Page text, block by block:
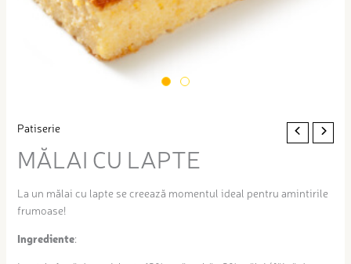
Patiserie
MĂLAI CU LAPTE
La un mălai cu lapte se creează momentul ideal pentru amintirile
frumoase!
Ingrediente: